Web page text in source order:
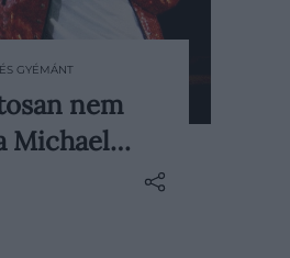
szóló életrajzi
idei októberi
év április 24-re
GYÉMÁNT
nem
Michael…